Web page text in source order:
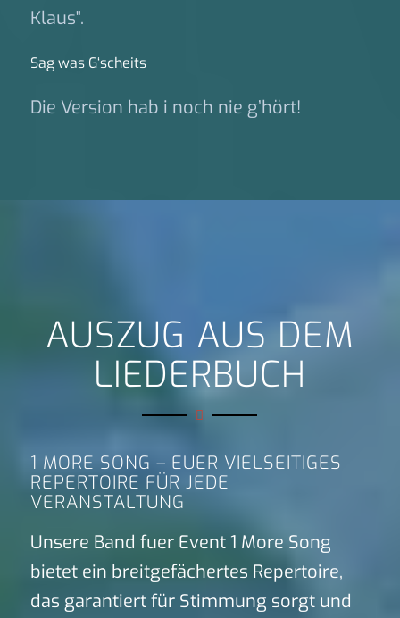
Klaus".
Sag was G‘scheits
Die Version hab i noch nie g’hört!
AUSZUG AUS DEM
LIEDERBUCH
1 MORE SONG – EUER VIELSEITIGES
REPERTOIRE FÜR JEDE
VERANSTALTUNG
Unsere Band fuer Event 1 More Song
bietet ein breitgefächertes Repertoire,
das garantiert für Stimmung sorgt und